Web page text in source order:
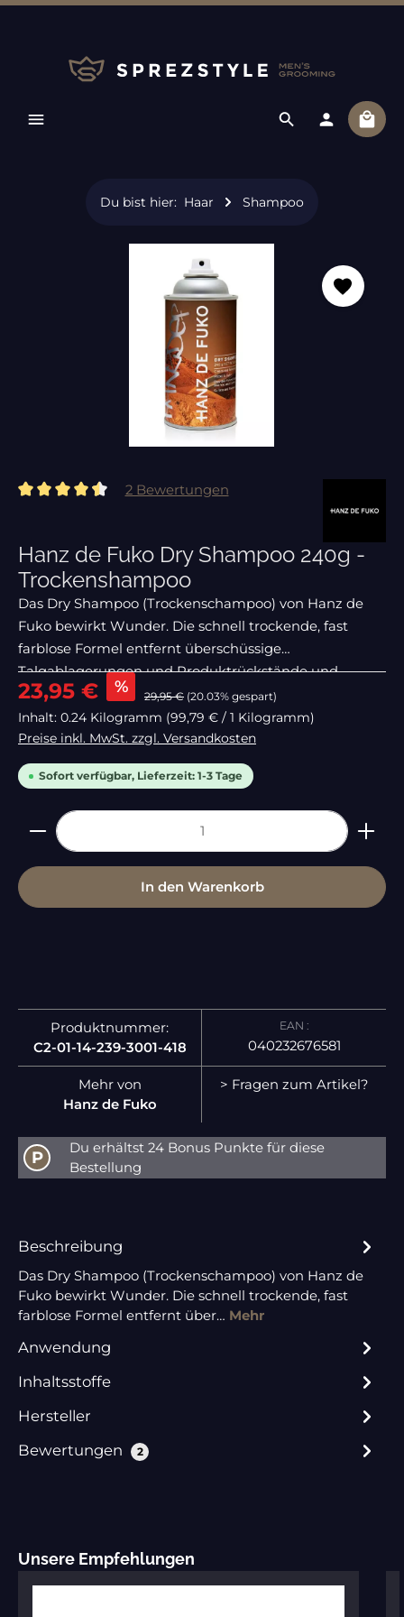
Du bist hier: Haar Shampoo
Durchschnittliche Bewertung von 4.5 von 5 Sternen
2 Bewertungen
Hanz de Fuko Dry Shampoo 240g -
Trockenshampoo
Das Dry Shampoo (Trockenschampoo) von Hanz de
Fuko bewirkt Wunder. Die schnell trockende, fast
farblose Formel entfernt überschüssige
Talgablagerungen und Produktrückstände und
verleiht deinem Haar gleichzeitig Frische. Auch als
Finish Spray ist das Dry S
Verkaufspreis:
23,95 € % 29,95 € (20.03% gespart)
Inhalt: 0.24 Kilogramm (99,79 € / 1 Kilogramm)
Preise inkl. MwSt. zzgl. Versandkosten
Sofort verfügbar, Lieferzeit: 1-3 Tage
Produkt Anzahl: Gib den gewünschten Wert
In den Warenkorb
Produktnummer:
C2-01-14-239-3001-418
EAN :
040232676581
Mehr von
Hanz de Fuko
> Fragen zum Artikel?
P
Du erhältst 24 Bonus Punkte für diese
Bestellung
Beschreibung
Das Dry Shampoo (Trockenschampoo) von Hanz de
Fuko bewirkt Wunder. Die schnell trockende, fast
farblose Formel entfernt über… Mehr
Anwendung
Inhaltsstoffe
Hersteller
Bewertungen
2
Produktgalerie überspringen
Unsere Empfehlungen